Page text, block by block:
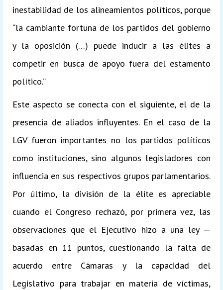
inestabilidad de los alineamientos políticos, porque
“la cambiante fortuna de los partidos del gobierno
y la oposición (…) puede inducir a las élites a
competir en busca de apoyo fuera del estamento
político.”
Este aspecto se conecta con el siguiente, el de la
presencia de aliados influyentes. En el caso de la
LGV fueron importantes no los partidos políticos
como instituciones, sino algunos legisladores con
influencia en sus respectivos grupos parlamentarios.
Por último, la división de la élite es apreciable
cuando el Congreso rechazó, por primera vez, las
observaciones que el Ejecutivo hizo a una ley —
basadas en 11 puntos, cuestionando la falta de
acuerdo entre Cámaras y la capacidad del
Legislativo para trabajar en materia de víctimas,